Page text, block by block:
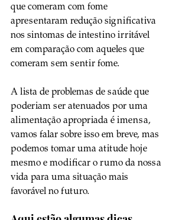
que comeram com fome
apresentaram redução significativa
nos sintomas de intestino irritável
em comparação com aqueles que
comeram sem sentir fome.
A lista de problemas de saúde que
poderiam ser atenuados por uma
alimentação apropriada é imensa,
vamos falar sobre isso em breve, mas
podemos tomar uma atitude hoje
mesmo e modificar o rumo da nossa
vida para uma situação mais
favorável no futuro.